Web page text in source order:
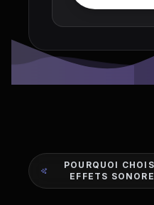
POURQUOI
EFFETS